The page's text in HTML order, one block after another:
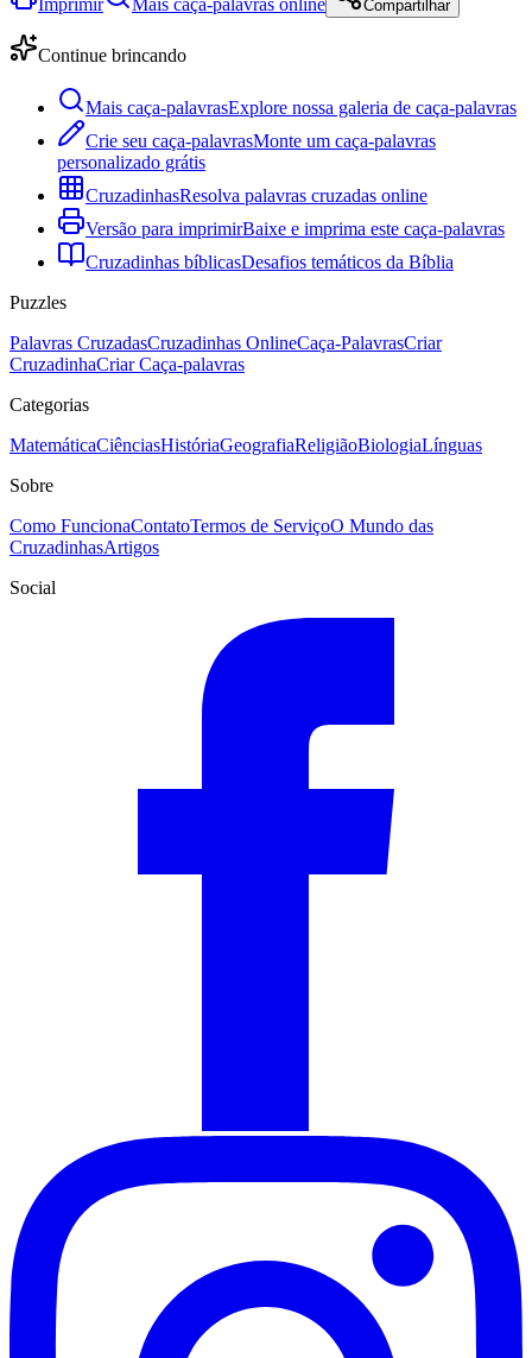
Compartilhar
Continue brincando
Mais caça-palavrasExplore nossa galeria de caça-palavras
Crie seu caça-palavrasMonte um caça-palavras
personalizado grátis
CruzadinhasResolva palavras cruzadas online
Versão para imprimirBaixe e imprima este caça-palavras
Cruzadinhas bíblicasDesafios temáticos da Bíblia
Puzzles
Palavras CruzadasCruzadinhas OnlineCaça-PalavrasCriar
CruzadinhaCriar Caça-palavras
Categorias
MatemáticaCiênciasHistóriaGeografiaReligiãoBiologiaLínguas
Sobre
Como FuncionaContatoTermos de ServiçoO Mundo das
CruzadinhasArtigos
Social